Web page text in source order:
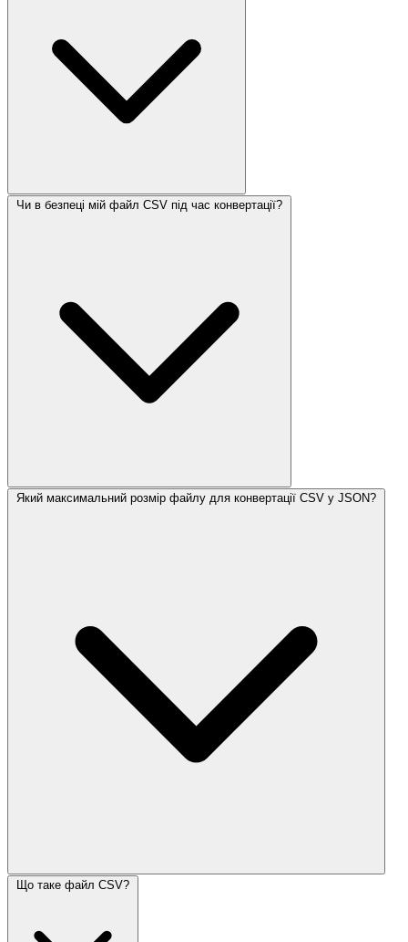
Чи в безпеці мій файл CSV під час конвертації?
Який максимальний розмір файлу для конвертації CSV у JSON?
Що таке файл CSV?